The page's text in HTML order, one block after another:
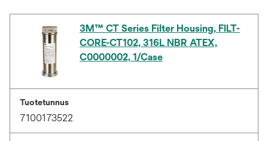
3M™ CT Series Filter Housing, FILT-
CORE-CT102, 316L NBR ATEX,
C0000002, 1/Case
Tuotetunnus
7100173522